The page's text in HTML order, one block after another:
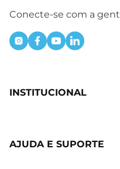
Conecte-se com a
INSTITUCIONAL
AJUDA E SUPORTE